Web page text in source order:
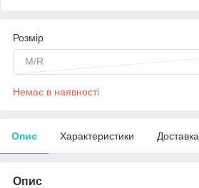
Розмір
M/R
Немає в наявності
Опис Характеристики Доставка
Опис